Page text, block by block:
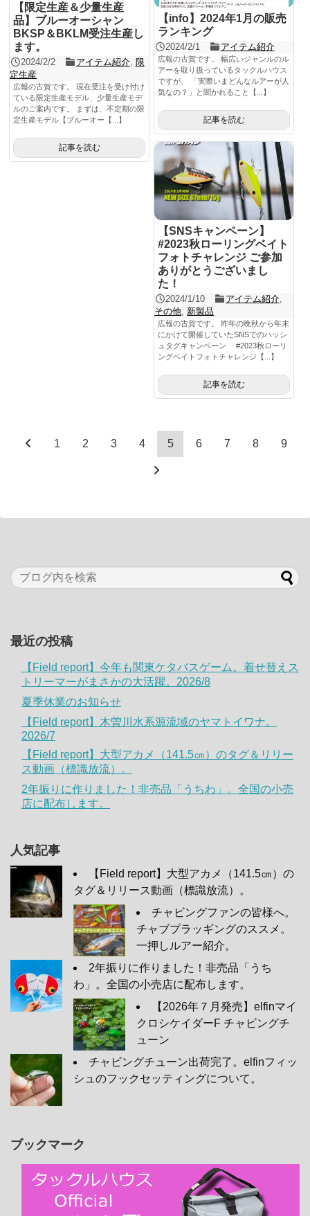
【限定生産＆少量生産
品】ブルーオーシャン
BKSP＆BKLM受注生産し
ます。
2024/2/2 アイテム紹介, 限
定生産
広報の古賀です。 現在受注を受け付け
ている限定生産モデル、少量生産モデ
ルのご案内です。 まずは、不定期の限
定生産モデル【ブルーオー【...】
記事を読む
【info】2024年1月の販売
ランキング
2024/2/1 アイテム紹介
広報の古賀です。 幅広いジャンルのル
アーを取り扱っているタックルハウス
ですが、 「実際いまどんなルアーが人
気なの？」と聞かれること【...】
記事を読む
【SNSキャンペーン】
#2023秋ローリングベイト
フォトチャレンジ ご参加
ありがとうございまし
た！
2024/1/10 アイテム紹介,
その他, 新製品
広報の古賀です。 昨年の晩秋から年末
にかけて開催していたSNSでのハッシ
ュタグキャンペーン #2023秋ローリ
ングベイトフォトチャレンジ【...】
記事を読む
1 2 3 4 5 6 7 8 9
最近の投稿
【Field report】今年も関東ケタバスゲーム。着せ替えス
トリーマーがまさかの大活躍。2026/8
夏季休業のお知らせ
【Field report】木曽川水系源流域のヤマトイワナ。
2026/7
【Field report】大型アカメ（141.5㎝）のタグ＆リリー
ス動画（標識放流）。
2年振りに作りました！非売品「うちわ」。全国の小売
店に配布します。
人気記事
【Field report】大型アカメ（141.5㎝）の
タグ＆リリース動画（標識放流）。
チャビングファンの皆様へ。
チャブプラッギングのススメ。
一押しルアー紹介。
2年振りに作りました！非売品「うち
わ」。全国の小売店に配布します。
【2026年７月発売】elfinマイ
クロシケイダーF チャビングチ
ューン
チャビングチューン出荷完了。elfinフィッ
シュのフックセッティングについて。
ブックマーク